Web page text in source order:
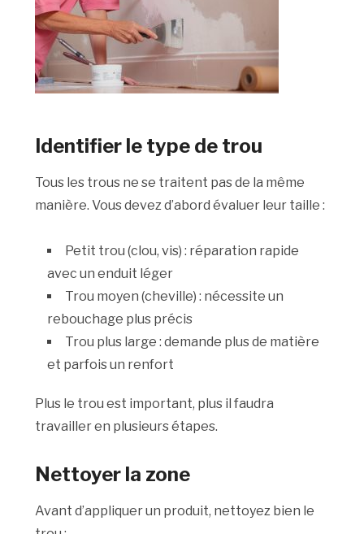
Identifier le type de trou
Tous les trous ne se traitent pas de la même
manière. Vous devez d’abord évaluer leur taille :
Petit trou (clou, vis) : réparation rapide
avec un enduit léger
Trou moyen (cheville) : nécessite un
rebouchage plus précis
Trou plus large : demande plus de matière
et parfois un renfort
Plus le trou est important, plus il faudra
travailler en plusieurs étapes.
Nettoyer la zone
Avant d’appliquer un produit, nettoyez bien le